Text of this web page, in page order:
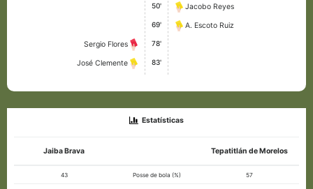
50' Jacobo Reyes
69' A. Escoto Ruiz
Sergio Flores 78'
José Clemente 83'
Estatísticas
Jaiba Brava Tepatitlán de Morelos
43 Posse de bola (%) 57